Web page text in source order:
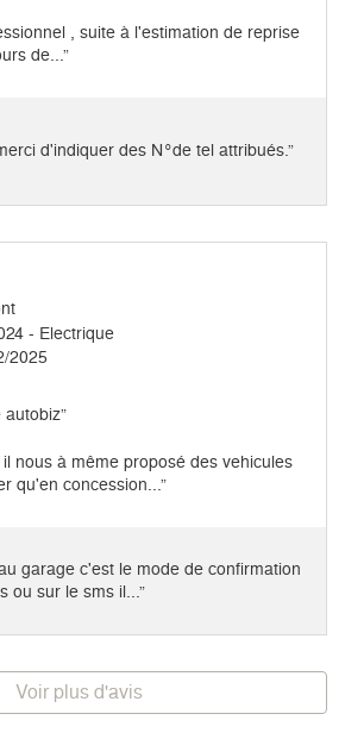
, suite à l'estimation de reprise
de...”
d'indiquer des N°de tel attribués.”
- Electrique
2025
il nous à même proposé des vehicules
qu'en concession...”
garage c'est le mode de confirmation
ou sur le sms il...”
Voir plus d'avis